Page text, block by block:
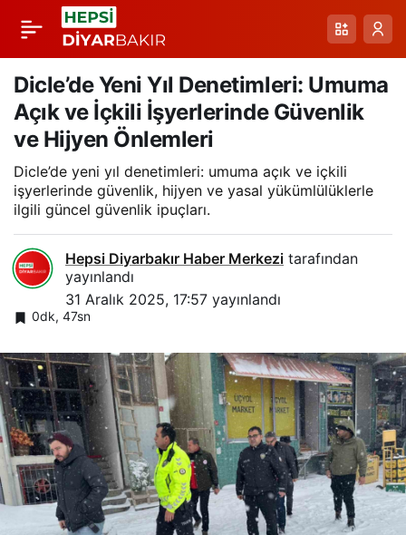
Dicle’de Yeni Yıl Denetimleri: Umuma
Açık ve İçkili İşyerlerinde Güvenlik
ve Hijyen Önlemleri
Dicle’de yeni yıl denetimleri: umuma açık ve içkili
işyerlerinde güvenlik, hijyen ve yasal yükümlülüklerle
ilgili güncel güvenlik ipuçları.
Hepsi Diyarbakır Haber Merkezi tarafından
yayınlandı
31 Aralık 2025, 17:57 yayınlandı
0dk, 47sn
Çermik’te Kar Sevinci:
Yılların Özlemi
Çocukların
Kahkahalarıyla Geri
Geldi
Paylaş